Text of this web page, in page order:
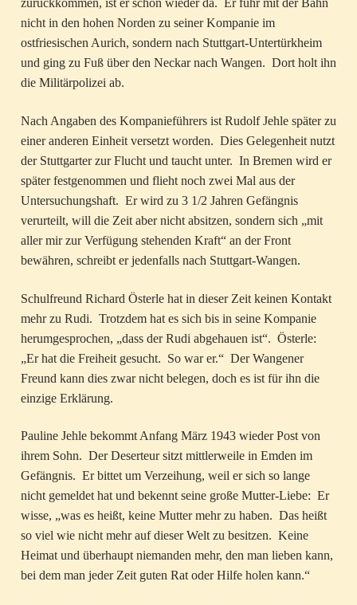
zurückkommen, ist er schon wieder da. Er fuhr mit der Bahn
nicht in den hohen Norden zu seiner Kompanie im
ostfriesischen Aurich, sondern nach Stuttgart-Untertürkheim
und ging zu Fuß über den Neckar nach Wangen. Dort holt ihn
die Militärpolizei ab.
Nach Angaben des Kompanieführers ist Rudolf Jehle später zu
einer anderen Einheit versetzt worden. Dies Gelegenheit nutzt
der Stuttgarter zur Flucht und taucht unter. In Bremen wird er
später festgenommen und flieht noch zwei Mal aus der
Untersuchungshaft. Er wird zu 3 1/2 Jahren Gefängnis
verurteilt, will die Zeit aber nicht absitzen, sondern sich „mit
aller mir zur Verfügung stehenden Kraft“ an der Front
bewähren, schreibt er jedenfalls nach Stuttgart-Wangen.
Schulfreund Richard Österle hat in dieser Zeit keinen Kontakt
mehr zu Rudi. Trotzdem hat es sich bis in seine Kompanie
herumgesprochen, „dass der Rudi abgehauen ist“. Österle:
„Er hat die Freiheit gesucht. So war er.“ Der Wangener
Freund kann dies zwar nicht belegen, doch es ist für ihn die
einzige Erklärung.
Pauline Jehle bekommt Anfang März 1943 wieder Post von
ihrem Sohn. Der Deserteur sitzt mittlerweile in Emden im
Gefängnis. Er bittet um Verzeihung, weil er sich so lange
nicht gemeldet hat und bekennt seine große Mutter-Liebe: Er
wisse, „was es heißt, keine Mutter mehr zu haben. Das heißt
so viel wie nicht mehr auf dieser Welt zu besitzen. Keine
Heimat und überhaupt niemanden mehr, den man lieben kann,
bei dem man jeder Zeit guten Rat oder Hilfe holen kann.“